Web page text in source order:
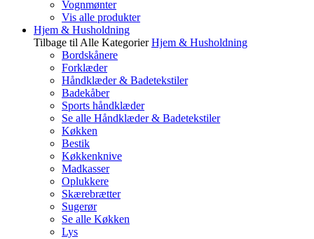
Vognmønter
Vis alle produkter
Hjem & Husholdning
Tilbage til Alle Kategorier Hjem & Husholdning
Bordskånere
Forklæder
Håndklæder & Badetekstiler
Badekåber
Sports håndklæder
Se alle Håndklæder & Badetekstiler
Køkken
Bestik
Køkkenknive
Madkasser
Oplukkere
Skærebrætter
Sugerør
Se alle Køkken
Lys